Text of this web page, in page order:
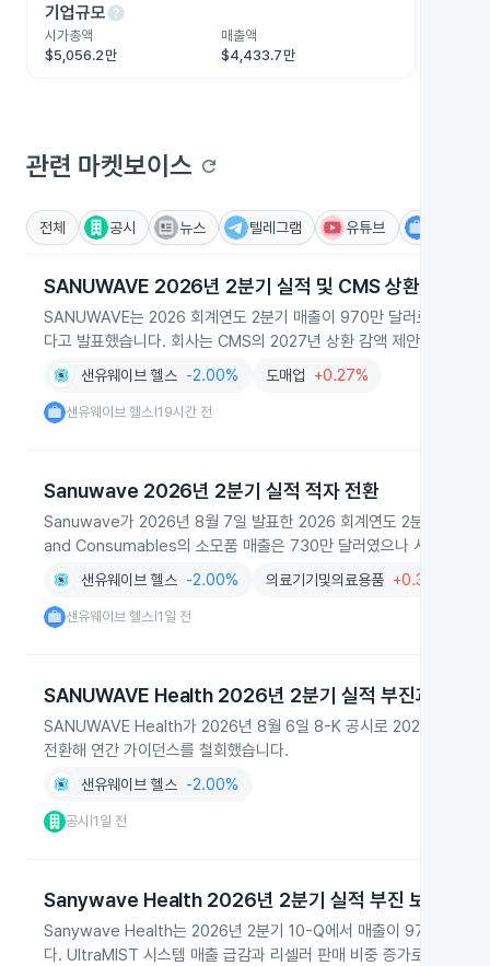
기업규모help
시가총액
$5,056.2만
매출액
$4,433.7만
관련 마켓보이스 refresh
전체 공시 뉴스 텔레그램 유튜브
SANUWAVE 2026년 2분기 실적 및 CMS 상환 반박
SANUWAVE는 2026 회계연도 2분기 매출이 970만 달러로 전년
다고 발표했습니다. 회사는 CMS의 2027년 상환 감액 제안에 대해
샌유웨이브 헬스 -2.00% 도매업 +0.27%
샌유웨이브 헬스 19시간 전
Sanuwave 2026년 2분기 실적 적자 전환
Sanuwave가 2026년 8월 7일 발표한 2026 회계연도 2분기 실적
and Consumables의 소모품 매출은 730만 달러였으나 시스템 판
샌유웨이브 헬스 -2.00% 의료기기및의료용품 +0.39%
샌유웨이브 헬스 1일 전
SANUWAVE Health 2026년 2분기 실적 부진과 가이
SANUWAVE Health가 2026년 8월 6일 8-K 공시로 2026년 2분기
전환해 연간 가이던스를 철회했습니다.
샌유웨이브 헬스 -2.00%
공시 |1일 전
Sanywave Health 2026년 2분기 실적 부진 보고
Sanywave Health는 2026년 2분기 10-Q에서 매출이 970만 달러
다. UltraMIST 시스템 매출 급감과 리셀러 판매 비중 증가로 평균판